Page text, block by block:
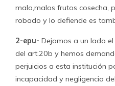
malo,malos frutos cosecha,
robado y lo defiende es
2-epu- Dejamos a un lado
del art.20b y hemos
perjuicios a esta institución
incapacidad y negligencia